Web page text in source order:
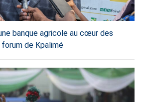
banque agricole au cœur des
de Kpalimé